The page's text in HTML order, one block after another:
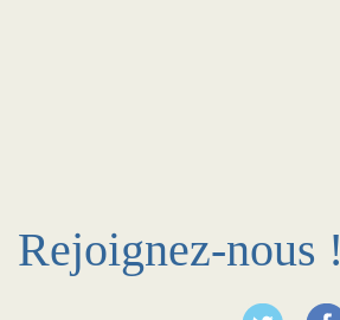
Rejoignez-nous !